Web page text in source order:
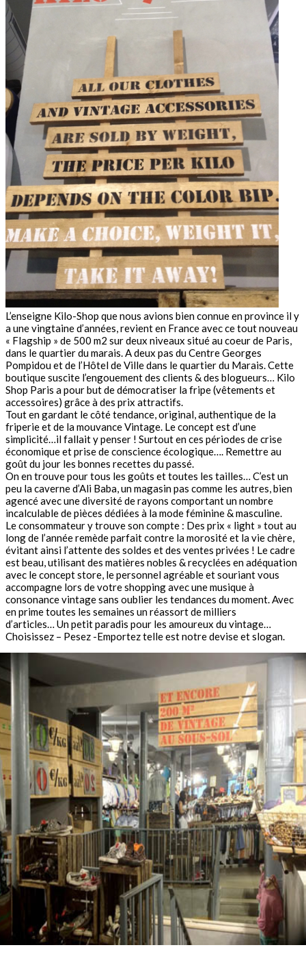
L’enseigne Kilo-Shop que nous avions bien connue en province il y
a une vingtaine d’années, revient en France avec ce tout nouveau
« Flagship » de 500 m2 sur deux niveaux situé au coeur de Paris,
dans le quartier du marais. A deux pas du Centre Georges
Pompidou et de l’Hôtel de Ville dans le quartier du Marais. Cette
boutique suscite l’engouement des clients & des blogueurs… Kilo
Shop Paris a pour but de démocratiser la fripe (vêtements et
accessoires) grâce à des prix attractifs.
Tout en gardant le côté tendance, original, authentique de la
friperie et de la mouvance Vintage. Le concept est d’une
simplicité…il fallait y penser ! Surtout en ces périodes de crise
économique et prise de conscience écologique…. Remettre au
goût du jour les bonnes recettes du passé.
On en trouve pour tous les goûts et toutes les tailles… C’est un
peu la caverne d’Ali Baba, un magasin pas comme les autres, bien
agencé avec une diversité de rayons comportant un nombre
incalculable de pièces dédiées à la mode féminine & masculine.
Le consommateur y trouve son compte : Des prix « light » tout au
long de l’année remède parfait contre la morosité et la vie chère,
évitant ainsi l’attente des soldes et des ventes privées ! Le cadre
est beau, utilisant des matières nobles & recyclées en adéquation
avec le concept store, le personnel agréable et souriant vous
accompagne lors de votre shopping avec une musique à
consonance vintage sans oublier les tendances du moment. Avec
en prime toutes les semaines un réassort de milliers
d’articles… Un petit paradis pour les amoureux du vintage…
Choisissez – Pesez -Emportez telle est notre devise et slogan.